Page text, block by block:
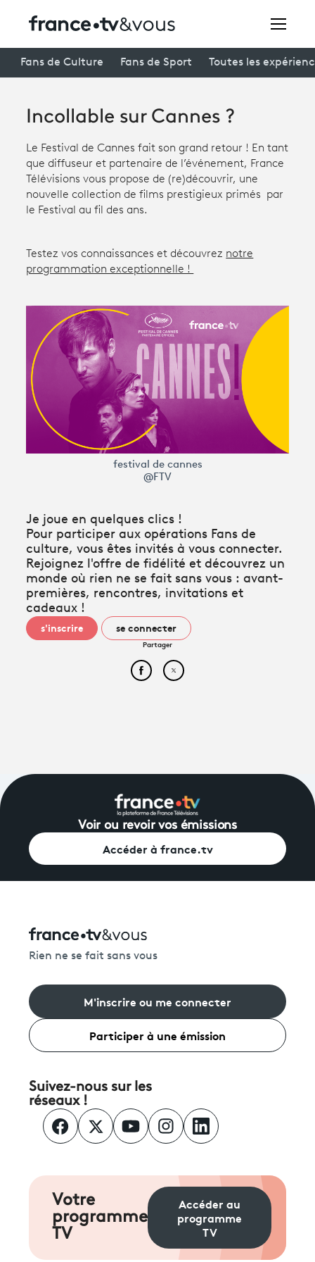
connexion
Avantages fidélité
Festivals
Creators
À la une
Participer et assister à une émission
Productions et innovation
Fans de Culture Fans de Sport Toutes les
Incollable sur Cannes ?
Le Festival de Cannes fait son grand retour ! En tant
que diffuseur et partenaire de l’événement, France
Télévisions vous propose de (re)découvrir, une
nouvelle collection de films prestigieux primés par
le Festival au fil des ans.
Testez vos connaissances et découvrez notre
programmation exceptionnelle !
festival de cannes
@FTV
Je joue en quelques clics !
Pour participer aux opérations Fans de
culture, vous êtes invités à vous connecter.
Rejoignez l'offre de fidélité et découvrez un
monde où rien ne se fait sans vous : avant-
premières, rencontres, invitations et
cadeaux !
s'inscrire se connecter
Partager
Partager cet article sur
Partager cet article sur
Voir ou revoir vos émissions
Accéder à france.tv
Rien ne se fait sans vous
M'inscrire ou me connecter
Participer à une émission
Suivez-nous sur les
réseaux !
Votre
programme
TV
Accéder au
programme
TV